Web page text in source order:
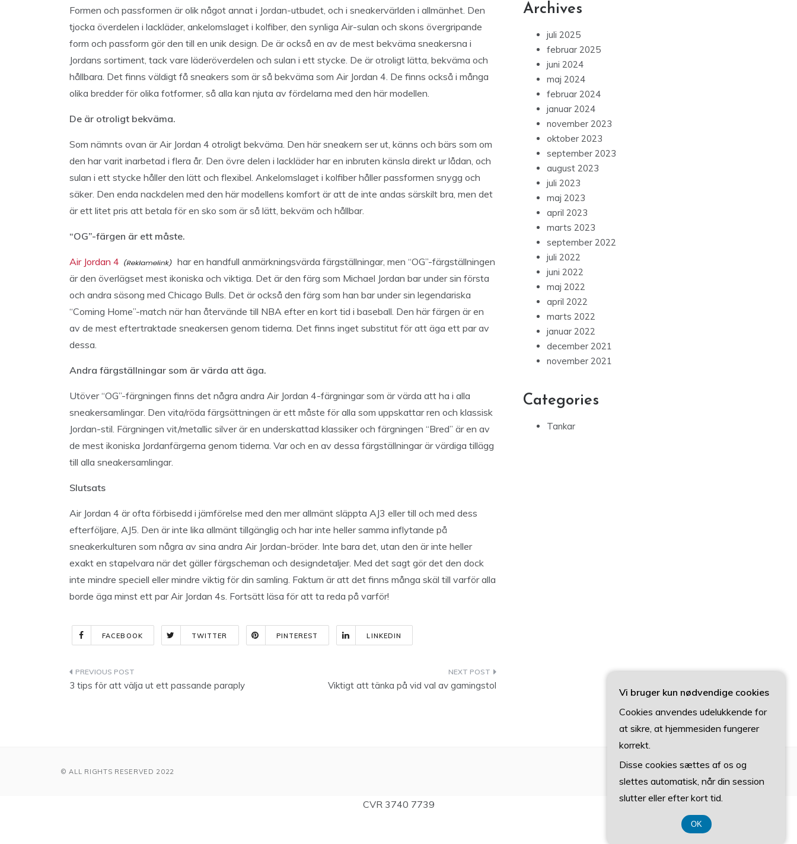
Formen och passformen är olik något annat i Jordan-utbudet, och i sneakervärlden i allmänhet. Den
tjocka överdelen i lackläder, ankelomslaget i kolfiber, den synliga Air-sulan och skons övergripande
form och passform gör den till en unik design. De är också en av de mest bekväma sneakersna i
Jordans sortiment, tack vare läderöverdelen och sulan i ett stycke. De är otroligt lätta, bekväma och
hållbara. Det finns väldigt få sneakers som är så bekväma som Air Jordan 4. De finns också i många
olika bredder för olika fotformer, så alla kan njuta av fördelarna med den här modellen.
De är otroligt bekväma.
Som nämnts ovan är Air Jordan 4 otroligt bekväma. Den här sneakern ser ut, känns och bärs som om
den har varit inarbetad i flera år. Den övre delen i lackläder har en inbruten känsla direkt ur lådan, och
sulan i ett stycke håller den lätt och flexibel. Ankelomslaget i kolfiber håller passformen snygg och
säker. Den enda nackdelen med den här modellens komfort är att de inte andas särskilt bra, men det
är ett litet pris att betala för en sko som är så lätt, bekväm och hållbar.
“OG”-färgen är ett måste.
Air Jordan 4
har en handfull anmärkningsvärda färgställningar, men “OG”-färgställningen
är den överlägset mest ikoniska och viktiga. Det är den färg som Michael Jordan bar under sin första
och andra säsong med Chicago Bulls. Det är också den färg som han bar under sin legendariska
“Coming Home”-match när han återvände till NBA efter en kort tid i baseball. Den här färgen är en
av de mest eftertraktade sneakersen genom tiderna. Det finns inget substitut för att äga ett par av
dessa.
Andra färgställningar som är värda att äga.
Utöver “OG”-färgningen finns det några andra Air Jordan 4-färgningar som är värda att ha i alla
sneakersamlingar. Den vita/röda färgsättningen är ett måste för alla som uppskattar ren och klassisk
Jordan-stil. Färgningen vit/metallic silver är en underskattad klassiker och färgningen “Bred” är en av
de mest ikoniska Jordanfärgerna genom tiderna. Var och en av dessa färgställningar är värdiga tillägg
till alla sneakersamlingar.
Slutsats
Air Jordan 4 är ofta förbisedd i jämförelse med den mer allmänt släppta AJ3 eller till och med dess
efterföljare, AJ5. Den är inte lika allmänt tillgänglig och har inte heller samma inflytande på
sneakerkulturen som några av sina andra Air Jordan-bröder. Inte bara det, utan den är inte heller
exakt en stapelvara när det gäller färgscheman och designdetaljer. Med det sagt gör det den dock
inte mindre speciell eller mindre viktig för din samling. Faktum är att det finns många skäl till varför alla
borde äga minst ett par Air Jordan 4s. Fortsätt läsa för att ta reda på varför!
FACEBOOK TWITTER PINTEREST LINKEDIN
Indlægsnavigation
3 tips för att välja ut ett passande paraply Viktigt att tänka på vid val av gamingstol
Archives
juli 2025
februar 2025
juni 2024
maj 2024
februar 2024
januar 2024
november 2023
oktober 2023
september 2023
august 2023
juli 2023
maj 2023
april 2023
marts 2023
september 2022
juli 2022
juni 2022
maj 2022
april 2022
marts 2022
januar 2022
december 2021
november 2021
Categories
Tankar
© ALL RIGHTS RESERVED 2022
CVR 3740 7739
Vi bruger kun nødvendige cookies
Cookies anvendes udelukkende for
at sikre, at hjemmesiden fungerer
korrekt.
Disse cookies sættes af os og
slettes automatisk, når din session
slutter eller efter kort tid.
OK